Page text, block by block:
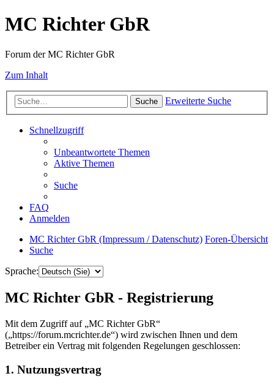
MC Richter GbR
Forum der MC Richter GbR
Zum Inhalt
Suche Erweiterte Suche
Schnellzugriff
Unbeantwortete Themen
Aktive Themen
Suche
FAQ
Anmelden
MC Richter GbR (Impressum / Datenschutz) Foren-Übersicht
Suche
Sprache:
MC Richter GbR - Registrierung
Mit dem Zugriff auf „MC Richter GbR“
(„https://forum.mcrichter.de“) wird zwischen Ihnen und dem
Betreiber ein Vertrag mit folgenden Regelungen geschlossen:
1. Nutzungsvertrag